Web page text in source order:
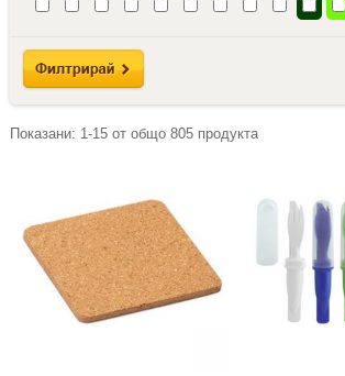
Показани: 1-15от общо 805продукта